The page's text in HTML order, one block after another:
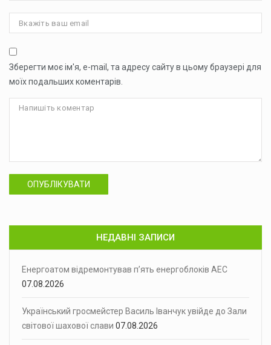
Зберегти моє ім'я, e-mail, та адресу сайту в цьому браузері для
моїх подальших коментарів.
ОПУБЛІКУВАТИ
НЕДАВНІ ЗАПИСИ
Енергоатом відремонтував п’ять енергоблоків АЕС
07.08.2026
Український гросмейстер Василь Іванчук увійде до Зали
світової шахової слави 07.08.2026